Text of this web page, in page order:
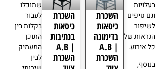
בעלויות
וגם טיפים
לשיפור
הנראות של
כל אירוע.
בנוסף,
השכרת
כיסאות
בדימונה
| A.B
השכרת
השכרת
כיסאות
בנתיבות
| A.B
השכרת
שתוכלו
לעבור
בקלות בין
התוכן
המעמיק
לבין